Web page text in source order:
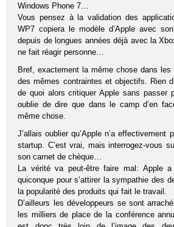
Windows Phone 7…
Vous pensez à la validation des
WP7 copiera le modèle d’Apple avec
depuis de longues années déjà avec la
ne fait réagir personne…
Bref, exactement la même chose dans
des mêmes contraintes et objectifs. Rien
de quoi alors critiquer Apple sans passer
oublie de dire que dans le camp d’en
même chose.
J’allais oublier qu’Apple n’a effectivement
startup. C’est vrai, mais interrogez-vous
son carnet de chèque…
La vérité va peut-être faire mal: Apple a
quiconque pour s’attirer la sympathie des
la popularité des produits qui fait le travail.
D’ailleurs les développeurs se sont
les milliers de place de la conférence